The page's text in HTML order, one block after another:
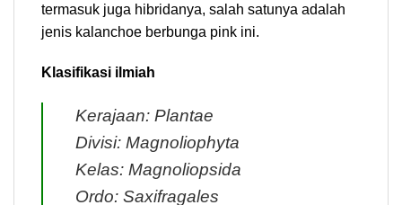
termasuk juga hibridanya, salah satunya adalah
jenis kalanchoe berbunga pink ini.
Klasifikasi ilmiah
Kerajaan: Plantae
Divisi: Magnoliophyta
Kelas: Magnoliopsida
Ordo: Saxifragales